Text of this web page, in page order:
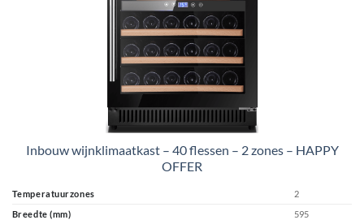
Inbouw wijnklimaatkast – 40 flessen – 2 zones – HAPPY
OFFER
Temperatuurzones
2
Breedte (mm)
595